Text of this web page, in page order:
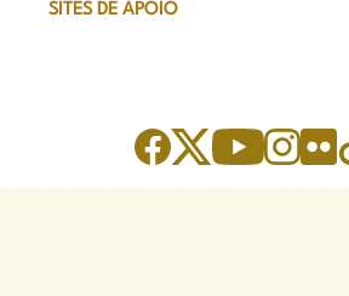
SITES DE APOIO